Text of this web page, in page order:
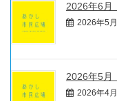
2026年6月
2026年5
2026年5月
2026年4